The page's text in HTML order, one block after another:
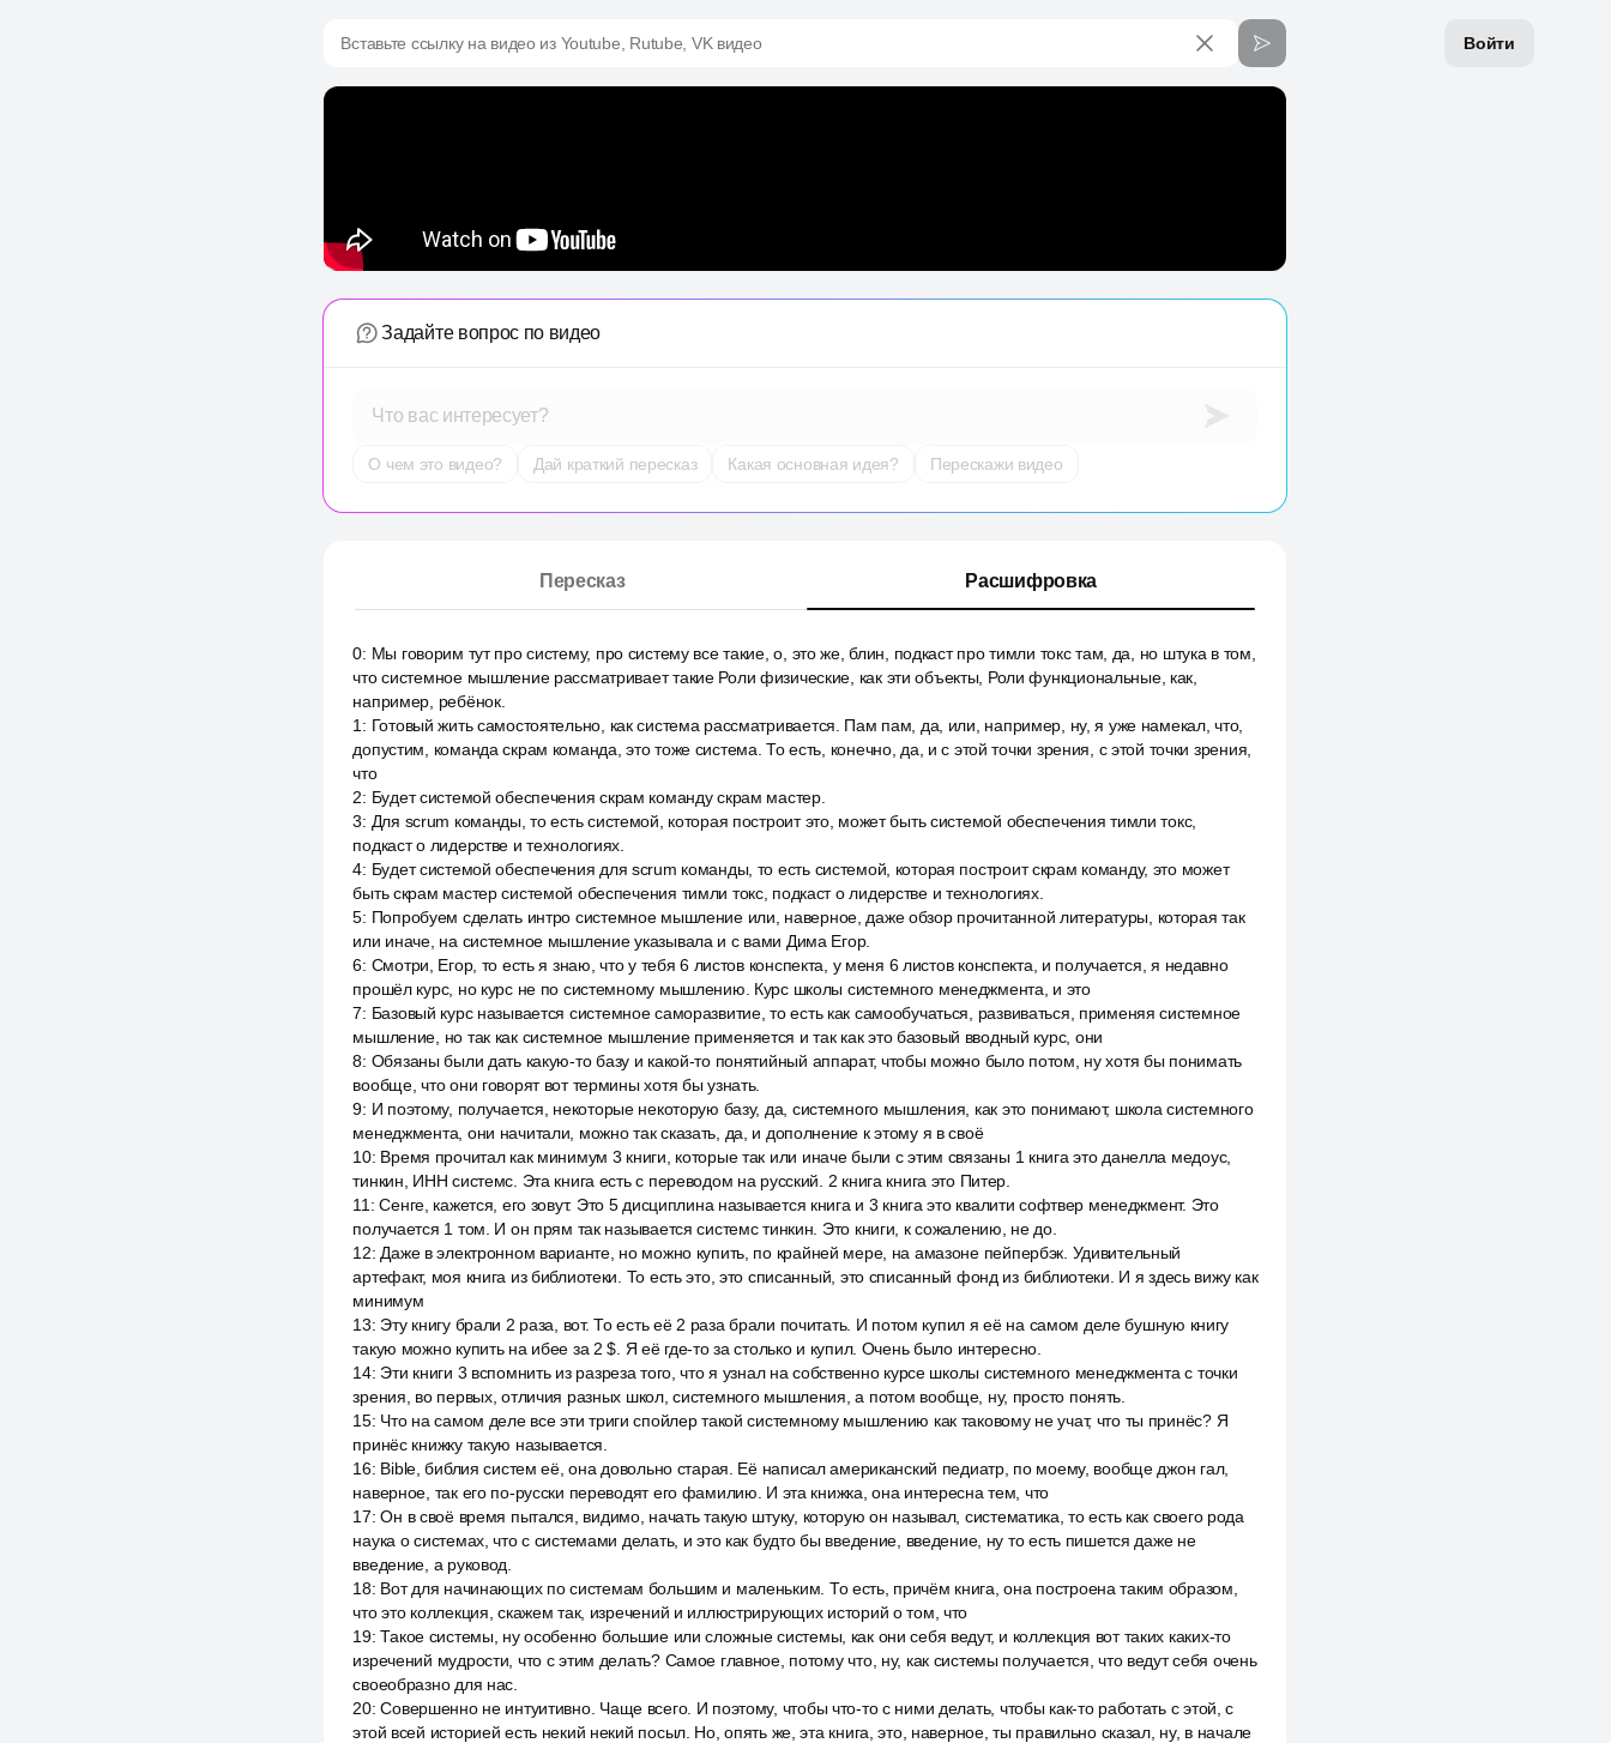
Войти
Вставьте ссылку на видео из Youtube, Rutube, VK видео
Задайте вопрос по видео
Что вас интересует?
О чем это видео? Дай краткий пересказ Какая основная идея? Перескажи видео
Пересказ Расшифровка
0: Мы говорим тут про систему, про систему все такие, о, это же, блин, подкаст про тимли токс там, да, но штука в том,
что системное мышление рассматривает такие Роли физические, как эти объекты, Роли функциональные, как,
например, ребёнок.
1 : Готовый жить самостоятельно, как система рассматривается. Пам пам, да, или, например, ну, я уже намекал, что,
допустим, команда скрам команда, это тоже система. То есть, конечно, да, и с этой точки зрения, с этой точки зрения,
что
2: Будет системой обеспечения скрам команду скрам мастер.
3: Для scrum команды, то есть системой, которая построит это, может быть системой обеспечения тимли токс,
подкаст о лидерстве и технологиях.
4: Будет системой обеспечения для scrum команды, то есть системой, которая построит скрам команду, это может
быть скрам мастер системой обеспечения тимли токс, подкаст о лидерстве и технологиях.
5: Попробуем сделать интро системное мышление или, наверное, даже обзор прочитанной литературы, которая так
или иначе, на системное мышление указывала и с вами Дима Егор.
6: Смотри, Егор, то есть я знаю, что у тебя 6 листов конспекта, у меня 6 листов конспекта, и получается, я недавно
прошёл курс, но курс не по системному мышлению. Курс школы системного менеджмента, и это
7: Базовый курс называется системное саморазвитие, то есть как самообучаться, развиваться, применяя системное
мышление, но так как системное мышление применяется и так как это базовый вводный курс, они
8: Обязаны были дать какую-то базу и какой-то понятийный аппарат, чтобы можно было потом, ну хотя бы понимать
вообще, что они говорят вот термины хотя бы узнать.
9: И поэтому, получается, некоторые некоторую базу, да, системного мышления, как это понимают, школа системного
менеджмента, они начитали, можно так сказать, да, и дополнение к этому я в своё
10: Время прочитал как минимум 3 книги, которые так или иначе были с этим связаны 1 книга это данелла медоус,
тинкин, ИНН системс. Эта книга есть с переводом на русский. 2 книга книга это Питер.
11 :Сенге, кажется, его зовут. Это 5 дисциплина называется книга и 3 книга это квалити софтвер менеджмент. Это
получается 1 том. И он прям так называется системс тинкин. Это книги, к сожалению, не до.
12: Даже в электронном варианте, но можно купить, по крайней мере, на амазоне пейпербэк. Удивительный
артефакт, моя книга из библиотеки. То есть это, это списанный, это списанный фонд из библиотеки. И я здесь вижу как
минимум
13: Эту книгу брали 2 раза, вот. То есть её 2 раза брали почитать. И потом купил я её на самом деле бушную книгу
такую можно купить на ибее за 2 $. Я её где-то за столько и купил. Очень было интересно.
14: Эти книги 3 вспомнить из разреза того, что я узнал на собственно курсе школы системного менеджмента с точки
зрения, во первых, отличия разных школ, системного мышления, а потом вообще, ну, просто понять.
15: Что на самом деле все эти триги спойлер такой системному мышлению как таковому не учат, что ты принёс? Я
принёс книжку такую называется.
16: Bible, библия систем её, она довольно старая. Её написал американский педиатр, по моему, вообще джон гал,
наверное, так его по-русски переводят его фамилию. И эта книжка, она интересна тем, что
17:Он в своё время пытался, видимо, начать такую штуку, которую он называл, систематика, то есть как своего рода
наука о системах, что с системами делать, и это как будто бы введение, введение, ну то есть пишется даже не
введение, а руковод.
18: Вот для начинающих по системам большим и маленьким. То есть, причём книга, она построена таким образом,
что это коллекция, скажем так, изречений и иллюстрирующих историй о том, что
19:Такое системы, ну особенно большие или сложные системы, как они себя ведут, и коллекция вот таких каких-то
изречений мудрости, что с этим делать? Самое главное, потому что, ну, как системы получается, что ведут себя очень
своеобразно для нас.
20:Совершенно не интуитивно. Чаще всего. И поэтому, чтобы что-то с ними делать, чтобы как-то работать с этой, с
этой всей историей есть некий некий посыл. Но, опять же, эта книга, это, наверное, ты правильно сказал, ну, в начале